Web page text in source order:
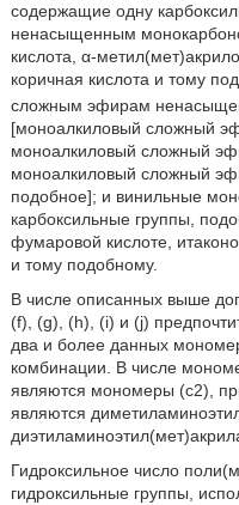
содержащие одну
ненасыщенным
кислота, α-
коричная кислота и тому
сложным эфирам
[моноалкиловый сложный
моноалкиловый сложный
моноалкиловый сложный
подобное]; и винильные
карбоксильные группы,
фумаровой кислоте,
и тому подобному.
В числе описанных выше
(f), (g), (h), (i) и (j)
два и более данных
комбинации. В числе
являются мономеры (с2),
являются
Гидроксильное число
гидроксильные группы,